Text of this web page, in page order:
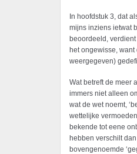
In hoofdstuk 3, dat
mijns inziens ietwat
beoordeeld,
het ongewisse,
weergegeven)
Wat betreft de meer
immers niet alleen
wat de wet noemt,
wettelijke
bekende tot eene
hebben verschilt
bovengenoemde